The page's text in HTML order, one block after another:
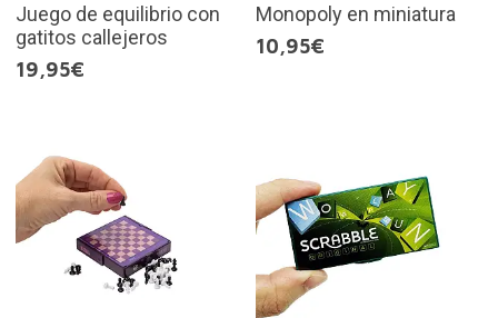
Juego de equilibrio con
gatitos callejeros
19,95€
Monopoly en miniatura
10,95€